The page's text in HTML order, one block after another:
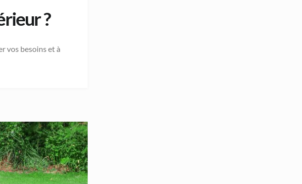
?
vos besoins et à